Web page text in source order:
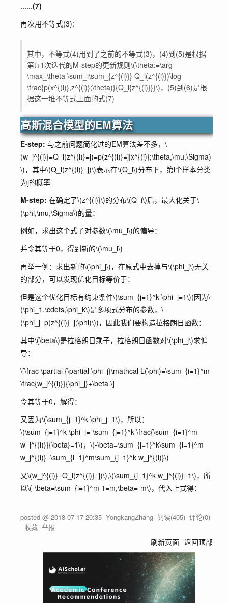
......(7)
再次用不等式(3):
其中，不等式(4)用到了之前的不等式(3)，(4)到(5)是根据
第t+1次迭代的M-step的更新规则\(\theta:=\arg
\max_\theta \sum_i\sum_{z^{(i)}} Q_i(z^{(i)})\log
\frac{p(x^{(i)},z^{(i)};\theta)}{Q_i{z^{(i)}}}\)，(5)到(6)是根
据这一堆不等式上面的式(7)
高斯混合模型的EM算法
E-step: 与之前问题简化过的EM算法差不多， \
(w_j^{(i)}=Q_i(z^{(i)}=j)=p(z^{(i)}=j|x^{(i)};\theta,\mu,\Sigma)
\)，其中\(Q_i(z^{(i)}=j)\)表示在\(Q_i\)分布下，第i个样本分类
为j的概率
M-step: 在确定了\(z^{(i)}\)的分布\(Q_i\)后，最大化关于\
(\phi,\mu,\Sigma\)的量：
例如，求出这个式子对参数\(\mu_l\)的偏导：
并令其等于0，得到新的\(\mu_l\)
再举一例：求出新的\(\phi_j\)，在原式中去掉与\(\phi_j\)无关
的部分，可以发现优化目标等价于：
但是这个优化目标有约束条件\(\sum_{j=1}^k \phi_j=1\)(因为\
(\phi_1,\cdots,\phi_k\)是多项式分布的参数， \
(\phi_j=p(z^{(i)}=j;\phi)\))，因此我们要构造拉格朗日函数：
其中\(\beta\)是拉格朗日乘子，拉格朗日函数对\(\phi_j\)求偏
导：
\[\frac \partial {\partial \phi_j}\mathcal L(\phi)=\sum_{i=1}^m
\frac{w_j^{(i)}}{\phi_j}+\beta \]
令其等于0，解得：
又因为\(\sum_{j=1}^k \phi_j=1\)，所以：
\(\sum_{j=1}^k \phi_j=-\sum_{j=1}^k \frac{\sum_{i=1}^m
w_j^{(i)}}{\beta}=1\)， \(-\beta=\sum_{j=1}^k\sum_{i=1}^m
w_j^{(i)}=\sum_{i=1}^m\sum_{j=1}^k w_j^{(i)}\)
又\(w_j^{(i)}=Q_i(z^{(i)}=j)\),\(\sum_{j=1}^k w_j^{(i)}=1\)，所
以\(-\beta=\sum_{i=1}^m 1=m,\beta=-m\)，代入上式得：
posted @ 2018-07-17 20:35 YongkangZhang 阅读(405) 评论(0)
收藏 举报
刷新页面 返回顶部